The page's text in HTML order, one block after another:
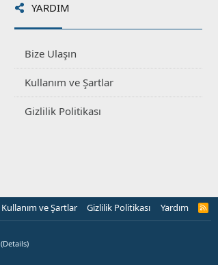
YARDIM
Bize Ulaşın
Kullanım ve Şartlar
Gizlilik Politikası
Kullanım ve Şartlar Gizlilik Politikası Yardım
R
(Details)